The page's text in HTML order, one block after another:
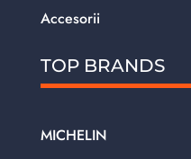
Accesorii
TOP BRANDS
MICHELIN